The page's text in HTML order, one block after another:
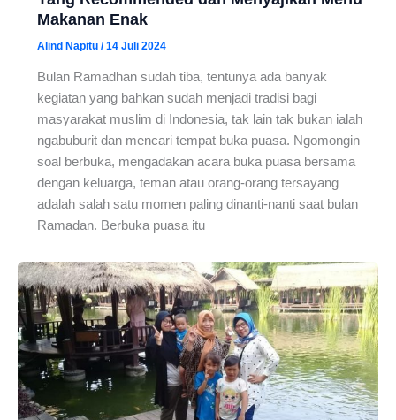
Makanan Enak
Alind Napitu /14 Juli 2024
Bulan Ramadhan sudah tiba, tentunya ada banyak
kegiatan yang bahkan sudah menjadi tradisi bagi
masyarakat muslim di Indonesia, tak lain tak bukan ialah
ngabuburit dan mencari tempat buka puasa. Ngomongin
soal berbuka, mengadakan acara buka puasa bersama
dengan keluarga, teman atau orang-orang tersayang
adalah salah satu momen paling dinanti-nanti saat bulan
Ramadan. Berbuka puasa itu